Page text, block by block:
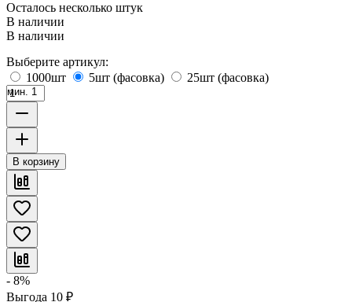
Осталось несколько штук
В наличии
В наличии
Выберите артикул:
1000шт
5шт (фасовка) 25шт (фасовка)
мин. 1
В корзину
- 8%
Выгода 10 ₽